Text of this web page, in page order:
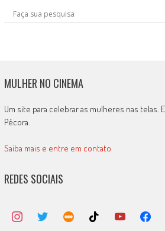
MULHER NO CINEMA
Um site para celebrar as mulheres nas telas.
Pécora.
Saiba mais e entre em contato
REDES SOCIAIS